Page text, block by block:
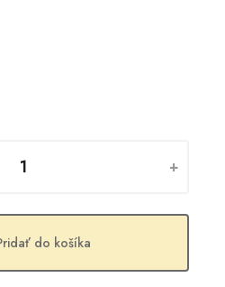
+
do košíka